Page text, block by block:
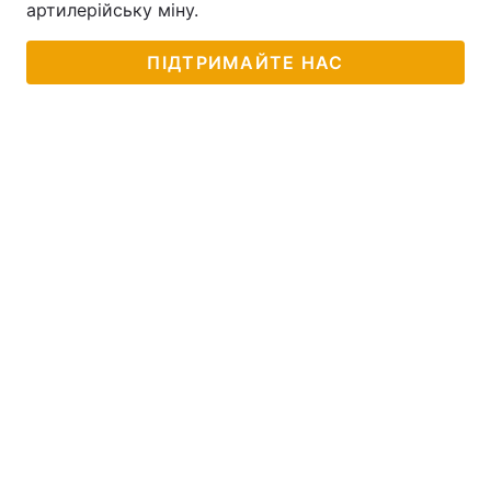
артилерійську міну.
ПІДТРИМАЙТЕ НАС